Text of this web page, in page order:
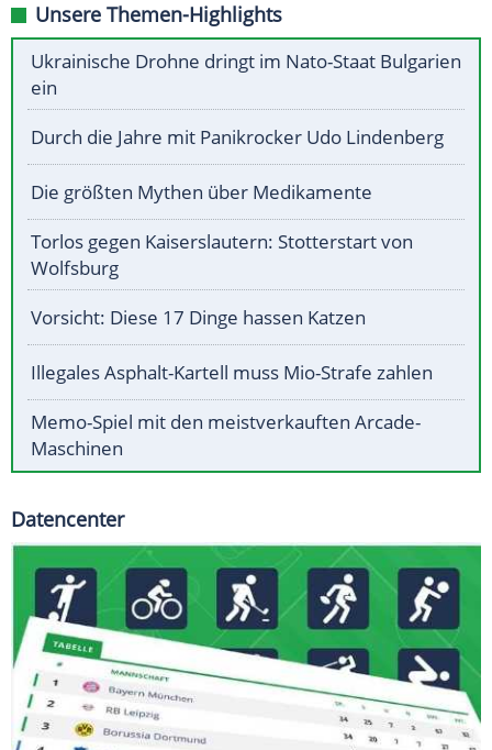
Unsere Themen-Highlights
Ukrainische Drohne dringt im Nato-Staat Bulgarien
ein
Durch die Jahre mit Panikrocker Udo Lindenberg
Die größten Mythen über Medikamente
Torlos gegen Kaiserslautern: Stotterstart von
Wolfsburg
Vorsicht: Diese 17 Dinge hassen Katzen
Illegales Asphalt-Kartell muss Mio-Strafe zahlen
Memo-Spiel mit den meistverkauften Arcade-
Maschinen
Datencenter